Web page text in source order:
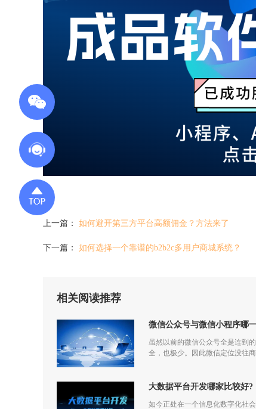
上一篇： 如何避开第三方平台高额佣金？方法来了
下一篇： 如何选择一个靠谱的b2b2c多用户商城系统？
相关阅读推荐
微信公众号与微信小程序哪
虽然以前的微信公众号全是连到
全，也极少。因此微信定位没往商
大数据平台开发哪家比较好?
如今正处在一个信息化数字化社